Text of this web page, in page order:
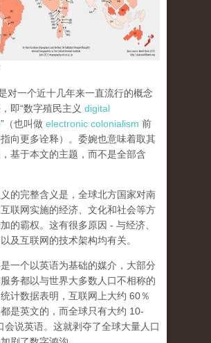
对一个近十几年来一直流行的概念
即“数字殖民主义 digital
”（也叫做 electronic colonialism 前
向更多诠释）。委婉也意味着取其
基于本文的主题，而不是全部含
的完整含义是，全球北方国家对南
联网实施的经济、文化和社会等方
的霸权。这有很多原因 - 与经济、
及互联网的技术架构均有关。
一个以英语为基础的媒介，大部分
务都以与世界大多数人口不相称的
计数据表明，互联网上大约 60％
是英文的，而全球只有大约 10-
会说英语。这就剥夺了全球大量人口